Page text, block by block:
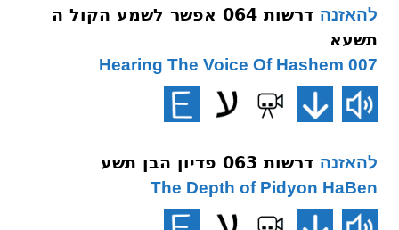
להאזנה
דרשות 064 אפשר לשמע הקול ה
תשעא
007 Hearing The Voice Of Hashem
להאזנה דרשות 063 פדיון הבן תשע
The Depth of Pidyon HaBen